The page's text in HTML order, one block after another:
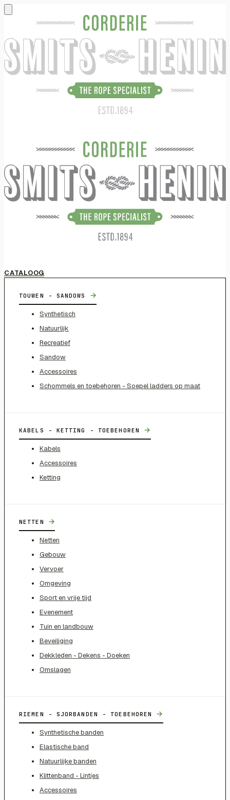
CATALOOG
TOUWEN - SANDOWS →
Synthetisch
Natuurlijk
Recreatief
Sandow
Accessoires
Schommels en toebehoren - Soepel ladders op maat
KABELS - KETTING - TOEBEHOREN →
Kabels
Accessoires
Ketting
NETTEN →
Netten
Gebouw
Vervoer
Omgeving
Sport en vrije tijd
Evenement
Tuin en landbouw
Beveiliging
Dekkleden - Dekens - Doeken
Omslagen
RIEMEN - SJORBANDEN - TOEBEHOREN →
Synthetische banden
Elastische band
Natuurlijke banden
Klittenband - Lintjes
Accessoires